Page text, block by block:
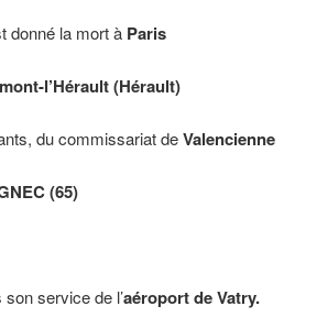
donné la mort à Paris
l’Hérault(Hérault)
du commissariat deValencienne
(65)
service de l’aéroport de Vatry.